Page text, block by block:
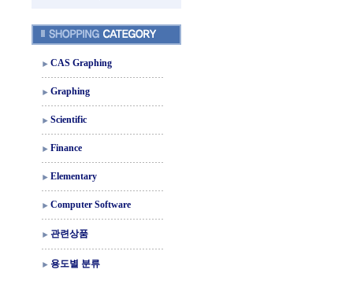
CAS Graphing
Graphing
Scientific
Finance
Elementary
Computer Software
관련상품
용도별 분류